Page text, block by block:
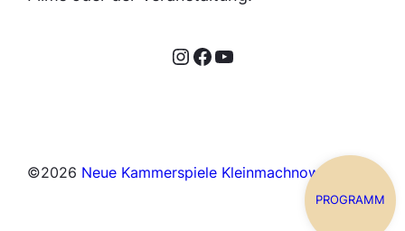
PROGRAMM
Instagram Facebook YouTube
©2026 Neue Kammerspiele Kleinmachnow